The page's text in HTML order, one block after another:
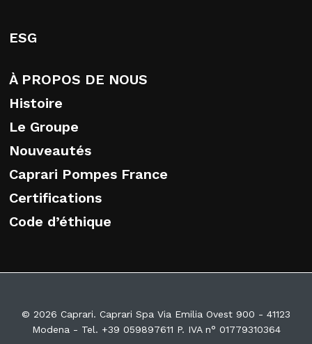
ESG
À PROPOS DE NOUS
Histoire
Le Groupe
Nouveautés
Caprari Pompes France
Certifications
Code d’éthique
© 2026 Caprari. Caprari Spa Via Emilia Ovest 900 - 41123
Modena - Tel. +39 059897611 P. IVA n° 01779310364